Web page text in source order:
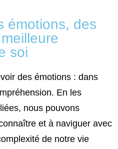
émotions, des
soi
des émotions : dans
En les
nous pouvons
et à naviguer avec
de notre vie